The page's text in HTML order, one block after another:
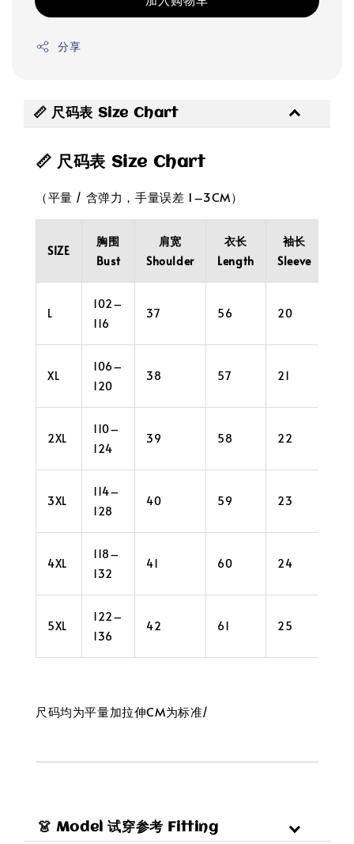
分享
📏 尺码表 Size Chart
📏 尺码表 Size Chart
（平量 / 含弹力，手量误差 1–3CM）
SIZE
胸围
Bust
肩宽
Shoulder
衣长
Length
袖长
Sleeve
L
102–
116
37 56 20
XL
106–
120
38 57 21
2XL
110–
124
39 58 22
3XL
114–
128
40 59 23
4XL
118–
132
41 60 24
5XL
122–
136
42 61 25
尺码均为平量加拉伸CM为标准/
👗 Model 试穿参考 Fitting